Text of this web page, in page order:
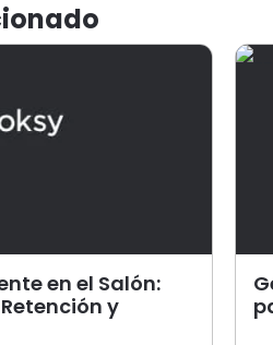
en el Salón:
y